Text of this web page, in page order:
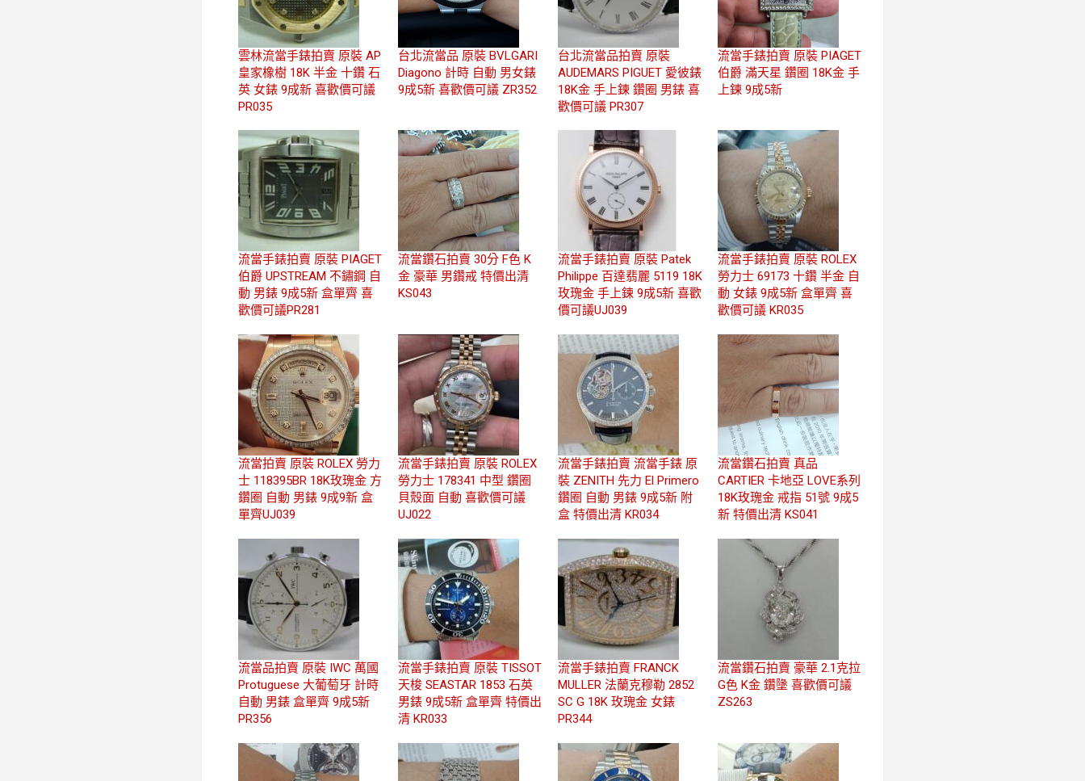
雲林流當手錶拍賣 原裝 AP
皇家橡樹 18K 半金 十鑽 石
英 女錶 9成新 喜歡價可議
PR035
台北流當品 原裝 BVLGARI
Diagono 計時 自動 男女錶
9成5新 喜歡價可議 ZR352
台北流當品拍賣 原裝
AUDEMARS PIGUET 愛彼錶
18K金 手上鍊 鑽圈 男錶 喜
歡價可議 PR307
流當手錶拍賣 原裝 PIAGET
伯爵 滿天星 鑽圈 18K金 手
上鍊 9成5新
流當手錶拍賣 原裝 PIAGET
伯爵 UPSTREAM 不鏽鋼 自
動 男錶 9成5新 盒單齊 喜
歡價可議PR281
流當鑽石拍賣 30分 F色 K
金 豪華 男鑽戒 特價出清
KS043
流當手錶拍賣 原裝 Patek
Philippe 百達翡麗 5119 18K
玫瑰金 手上鍊 9成5新 喜歡
價可議UJ039
流當手錶拍賣 原裝 ROLEX
勞力士 69173 十鑽 半金 自
動 女錶 9成5新 盒單齊 喜
歡價可議 KR035
流當拍賣 原裝 ROLEX 勞力
士 118395BR 18K玫瑰金 方
鑽圈 自動 男錶 9成9新 盒
單齊UJ039
流當手錶拍賣 原裝 ROLEX
勞力士 178341 中型 鑽圈
貝殼面 自動 喜歡價可議
UJ022
流當手錶拍賣 流當手錶 原
裝 ZENITH 先力 El Primero
鑽圈 自動 男錶 9成5新 附
盒 特價出清 KR034
流當鑽石拍賣 真品
CARTIER 卡地亞 LOVE系列
18K玫瑰金 戒指 51號 9成5
新 特價出清 KS041
流當品拍賣 原裝 IWC 萬國
Protuguese 大葡萄牙 計時
自動 男錶 盒單齊 9成5新
PR356
流當手錶拍賣 原裝 TISSOT
天梭 SEASTAR 1853 石英
男錶 9成5新 盒單齊 特價出
清 KR033
流當手錶拍賣 FRANCK
MULLER 法蘭克穆勒 2852
SC G 18K 玫瑰金 女錶
PR344
流當鑽石拍賣 豪華 2.1克拉
G色 K金 鑽墬 喜歡價可議
ZS263